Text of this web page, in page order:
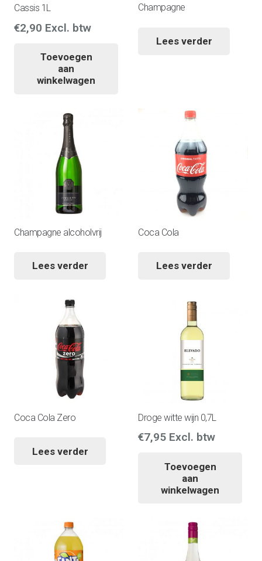
Cassis 1L
€2,90 Excl. btw
Toevoegen
aan
winkelwagen
Champagne
Lees verder
Champagne alcoholvrij
Lees verder
Coca Cola
Lees verder
Coca Cola Zero
Lees verder
Droge witte wijn 0,7L
€7,95 Excl. btw
Toevoegen
aan
winkelwagen